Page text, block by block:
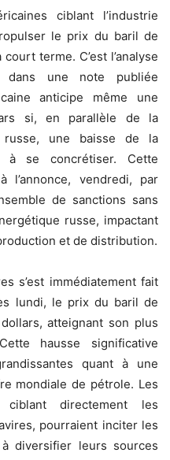
ciblant l’industrie
le prix du baril de
terme. C’est l’analyse
dans une note publiée
anticipe même une
si, en parallèle de la
une baisse de la
à se concrétiser. Cette
l’annonce, vendredi, par
de sanctions sans
russe, impactant
et de distribution.
s’est immédiatement fait
lundi, le prix du baril de
atteignant son plus
hausse significative
quant à une
mondiale de pétrole. Les
ciblant directement les
pourraient inciter les
diversifier leurs sources